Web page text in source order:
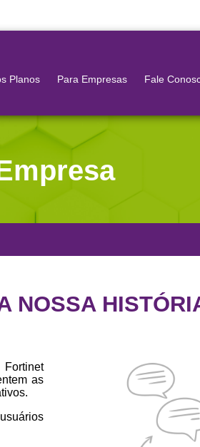
Planos Para Empresas Fale
NOSSA
as